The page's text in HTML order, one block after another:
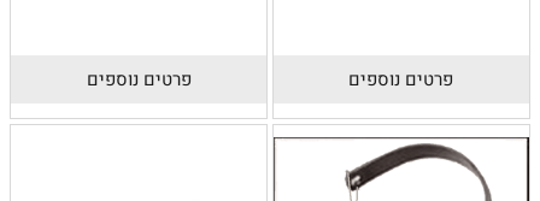
פרטים נוספים פרטים נוספים